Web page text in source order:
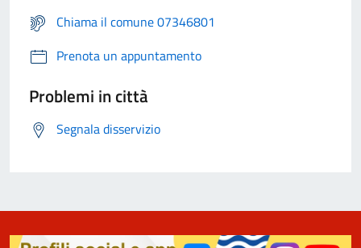
Chiama il comune 07346801
Prenota un appuntamento
Problemi in città
Segnala disservizio